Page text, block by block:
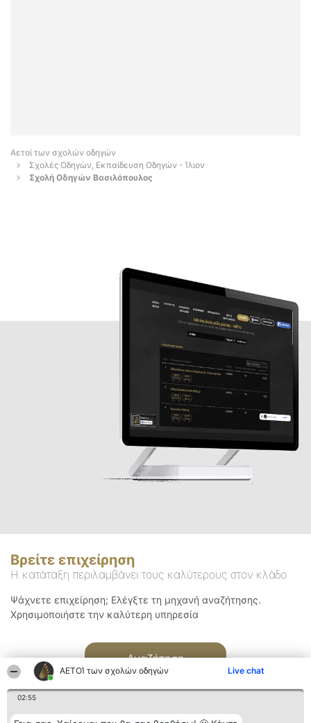
ΑΕΤΟΊ των σχολών οδηγών Live chat
02:55
Αετοί των σχολών οδηγών
Σχολές Οδηγών, Εκπαίδευση Οδηγών - Ίλιον
Σχολή Οδηγών Βασιλόπουλος
Βρείτε επιχείρηση
Η κατάταξη περιλαμβάνει τους καλύτερους στον κλάδο
Ψάχνετε επιχείρηση; Ελέγξτε τη μηχανή αναζήτησης.
Χρησιμοποιήστε την καλύτερη υπηρεσία
Αναζήτηση